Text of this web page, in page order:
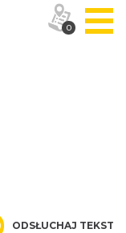
ODSŁUCHAJ TEKST
0